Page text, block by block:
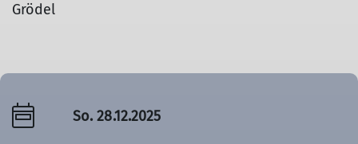
Grödel
So. 28.12.2025